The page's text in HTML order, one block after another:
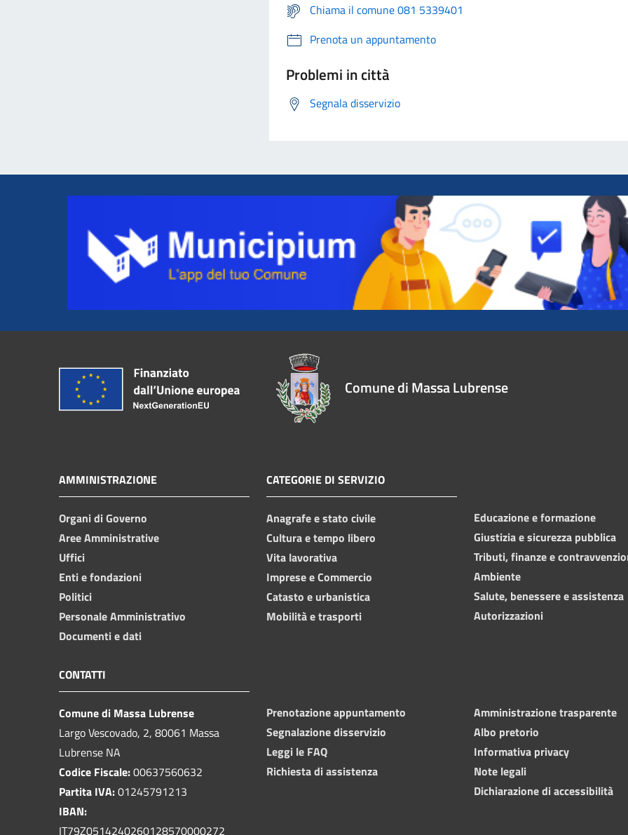
Chiama il comune 081 5339401
Prenota un appuntamento
Problemi in città
Segnala disservizio
Comune di Massa Lubrense
AMMINISTRAZIONE
Organi di Governo
Aree Amministrative
Uffici
Enti e fondazioni
Politici
Personale Amministrativo
Documenti e dati
CATEGORIE DI SERVIZIO
Anagrafe e stato civile
Cultura e tempo libero
Vita lavorativa
Imprese e Commercio
Catasto e urbanistica
Mobilità e trasporti
Educazione e formazione
Giustizia e sicurezza pubblica
Tributi, finanze e
Ambiente
Salute, benessere e assistenza
Autorizzazioni
CONTATTI
Comune di Massa Lubrense
Largo Vescovado, 2, 80061 Massa
Lubrense NA
Codice Fiscale:00637560632
Partita IVA:01245791213
IBAN:
IT79Z0514240260128570000272
Prenotazione appuntamento
Segnalazione disservizio
Leggi le FAQ
Richiesta di assistenza
Amministrazione trasparente
Albo pretorio
Informativa privacy
Note legali
Dichiarazione di accessibilità